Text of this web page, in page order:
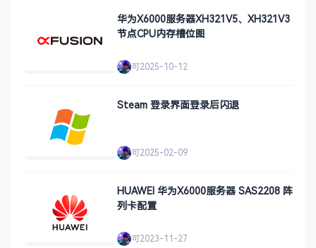
华为X6000服务器XH321V5、XH321V3
节点CPU内存槽位图
可2025-10-12
Steam 登录界面登录后闪退
可2025-02-09
HUAWEI 华为X6000服务器 SAS2208 阵
列卡配置
可2023-11-27